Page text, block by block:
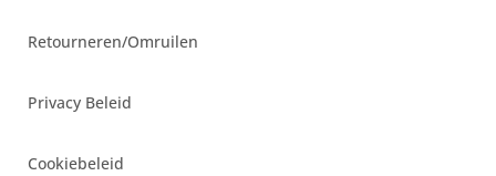
Retourneren/Omruilen
Privacy Beleid
Cookiebeleid